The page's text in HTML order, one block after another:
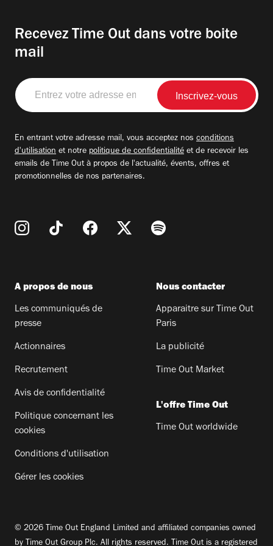
Recevez Time Out dans votre boite
mail
Entrez
votre
adresse
En entrant votre adresse mail, vous acceptez nos conditions
d'utilisation et notre politique de confidentialité et de recevoir les
emails de Time Out à propos de l'actualité, évents, offres et
promotionnelles de nos partenaires.
A propos de nous
Les communiqués de
presse
Actionnaires
Recrutement
Avis de confidentialité
Politique concernant les
cookies
Conditions d'utilisation
Gérer les cookies
Nous contacter
Apparaitre sur Time Out
Paris
La publicité
Time Out Market
L'offre Time Out
Time Out worldwide
© 2026 Time Out England Limited and affiliated companies owned
by Time Out Group Plc. All rights reserved. Time Out is a registered